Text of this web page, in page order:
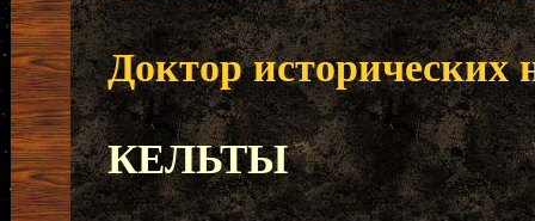
Доктор
КЕЛЬТЫ